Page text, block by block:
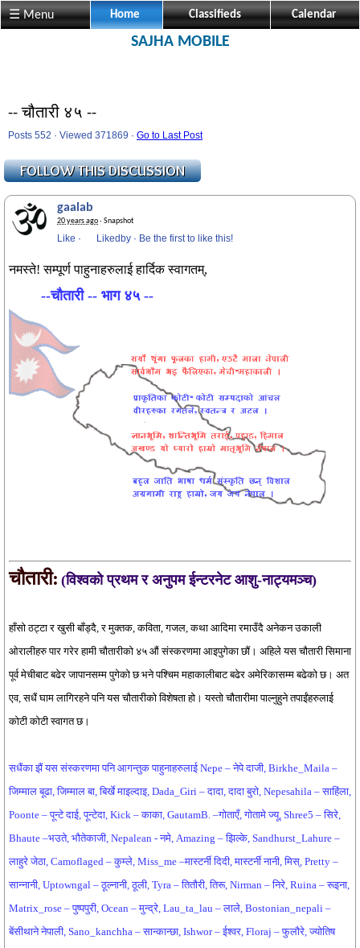
☰ Menu Home Classifieds Calendar
SAJHA MOBILE
-- चौतारी ४५ --
Posts 552 · Viewed 371869 · Go to Last Post
gaalab
20 years ago· Snapshot
Like · Likedby · Be the first to like this!
नमस्ते! सम्पूर्ण पाहुनाहरुलाई हार्दिक स्वागतम्,
--चौतारी -- भाग ४५ --
चौतारी: (विश्वको प्रथम र अनुपम ईन्टरनेट आशु-नाट्यमञ्च)
हाँसो ठट्टा र खुसी बाँड्दै, र मुक्तक, कविता, गजल, कथा आदिमा रमाउँदै अनेकन उकाली
ओरालीहरु पार गरेर हामी चौतारीको ४५ औं संस्करणमा आइपुगेका छौं। अहिले यस चौतारी सिमाना
पूर्व मेचीबाट बढेर जापानसम्म पुगेको छ भने पश्चिम महाकालीबाट बढेर अमेरिकासम्म बढेको छ। अत
एव, सधैं घाम लागिरहने पनि यस चौतारीको विशेषता हो। यस्तो चौतारीमा पाल्नुहुने तपाईंहरुलाई
कोटी कोटी स्वागत छ।
सधैंका झैं यस संस्करणमा पनि आगन्तुक पाहुनाहरुलाई Nepe – नेपे दाजी, Birkhe_Maila –
जिम्माल बूढा, जिम्माल बा, बिर्खे माइल्दाइ, Dada_Giri – दादा, दादा बुरो, Nepesahila – साहिंला,
Poonte – पून्टे दाई, पून्टेदा, Kick – काका, GautamB. –गोताएँ, गोतामे ज्यू, Shree5 – सिरे,
Bhaute –भउते, भौतेकाजी, Nepalean - नमे, Amazing – झिल्के, Sandhurst_Lahure –
लाहुरे जेठा, Camoflaged – कुम्ले, Miss_me –मास्टर्नी दिदी, मास्टर्नी नानी, मिस्, Pretty –
सान्नानी, Uptowngal – ठूल्नानी, ठूली, Tyra – तितौरी, तिरू, Nirman – निरे, Ruina – रूइना,
Matrix_rose – पुष्पपुरी, Ocean – मुन्द्रे, Lau_ta_lau – लाले, Bostonian_nepali –
बेंसीथाने नेपाली, Sano_kanchha – सान्कान्छा, Ishwor – ईश्वर, Floraj – फुलौरे, ज्योतिष